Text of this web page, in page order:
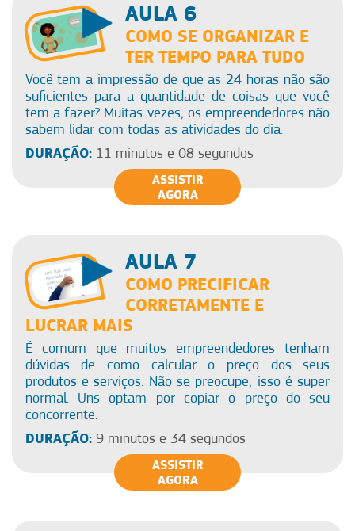
AULA 6
COMO SE ORGANIZAR E
TER TEMPO PARA TUDO
Você tem a impressão de que as 24 horas não são
suficientes para a quantidade de coisas que você
tem a fazer? Muitas vezes, os empreendedores não
sabem lidar com todas as atividades do dia.
DURAÇÃO:11 minutos e 08 segundos
ASSISTIR
AGORA
AULA 7
COMO PRECIFICAR
CORRETAMENTE E
LUCRAR MAIS
É comum que muitos empreendedores tenham
dúvidas de como calcular o preço dos seus
produtos e serviços. Não se preocupe, isso é super
normal. Uns optam por copiar o preço do seu
concorrente.
DURAÇÃO:9 minutos e 34 segundos
ASSISTIR
AGORA